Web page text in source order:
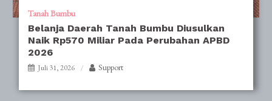
Tanah Bumbu
Belanja Daerah Tanah Bumbu Diusulkan
Naik Rp570 Miliar Pada Perubahan APBD
2026
Juli 31, 2026 Support